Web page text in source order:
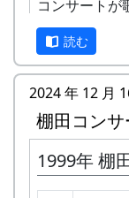
コンサートが
棚田のう
読む
2024 年 12 月
棚田コン
1999年 棚